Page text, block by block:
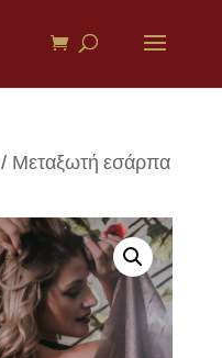
/ Μεταξωτή εσάρπα